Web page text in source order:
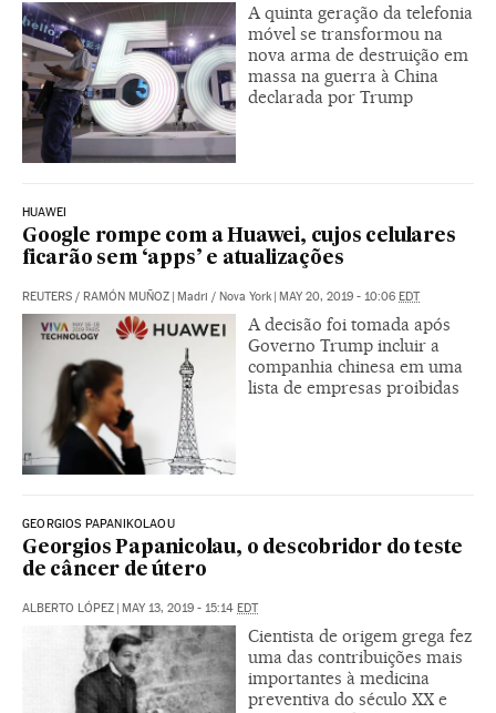
A quinta geração da telefonia
móvel se transformou na
nova arma de destruição em
massa na guerra à China
declarada por Trump
HUAWEI
Google rompe com a Huawei, cujos celulares
ficarão sem ‘apps’ e atualizações
REUTERS / RAMÓN MUÑOZ | Madri / Nova York | MAY 20, 2019 - 10:06 EDT
A decisão foi tomada após
Governo Trump incluir a
companhia chinesa em uma
lista de empresas proibidas
GEORGIOS PAPANIKOLAOU
Georgios Papanicolau, o descobridor do teste
de câncer de útero
ALBERTO LÓPEZ | MAY 13, 2019 - 15:14 EDT
Cientista de origem grega fez
uma das contribuições mais
importantes à medicina
preventiva do século XX e